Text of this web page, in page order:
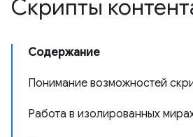
Скрипты
Содержание
Понимание возможностей
Работа в изолированных